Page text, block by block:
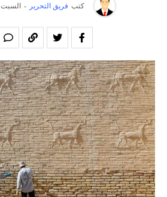
كتب فريق التحرير - السبت 01 نوفمبر 2:17 م